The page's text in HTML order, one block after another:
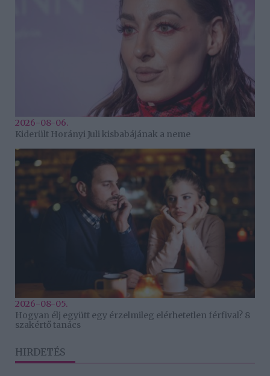
2026-08-06.
Kiderült Horányi Juli kisbabájának a neme
2026-08-05.
Hogyan élj együtt egy érzelmileg elérhetetlen férfival? 8
szakértő tanács
HIRDETÉS